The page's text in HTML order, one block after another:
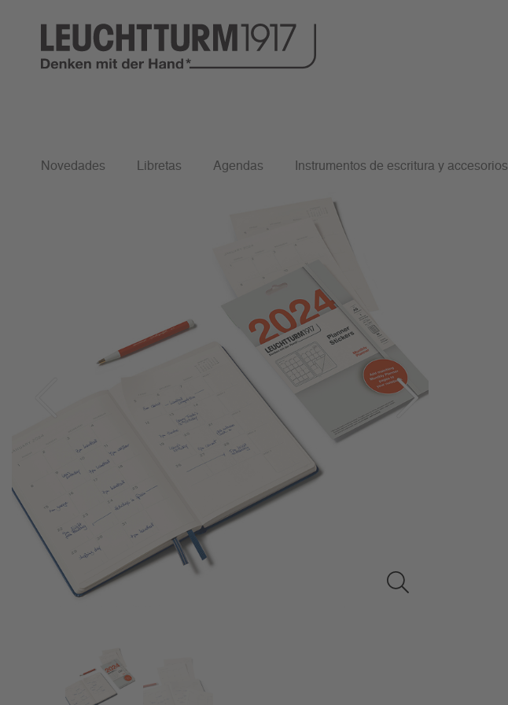
Novedades Libretas Agendas Instrumentos de escritura y accesorios
Bullet Journal Edition 2